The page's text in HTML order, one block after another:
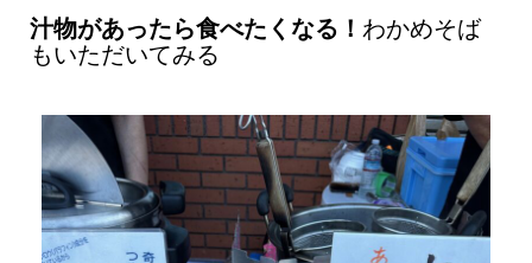
汁物があったら食べたくなる！ わかめそば
もいただいてみる